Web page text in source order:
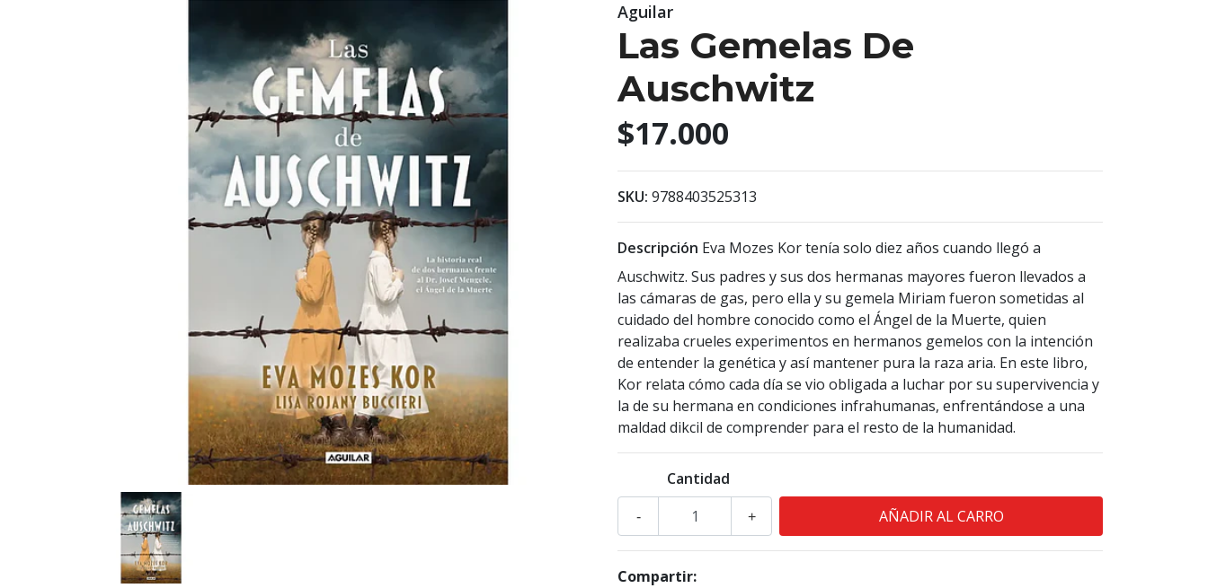
Aguilar
Las Gemelas De
Auschwitz
$17.000
SKU: 9788403525313
Descripción Eva Mozes Kor tenía solo diez años cuando llegó a
Auschwitz. Sus padres y sus dos hermanas mayores fueron llevados a
las cámaras de gas, pero ella y su gemela Miriam fueron sometidas al
cuidado del hombre conocido como el Ángel de la Muerte, quien
realizaba crueles experimentos en hermanos gemelos con la intención
de entender la genética y así mantener pura la raza aria. En este libro,
Kor relata cómo cada día se vio obligada a luchar por su supervivencia y
la de su hermana en condiciones infrahumanas, enfrentándose a una
maldad dikcil de comprender para el resto de la humanidad.
Cantidad
+
-
Compartir: